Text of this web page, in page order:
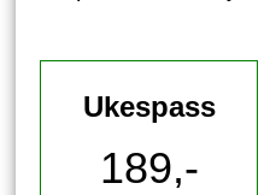
Ukespass
189,-